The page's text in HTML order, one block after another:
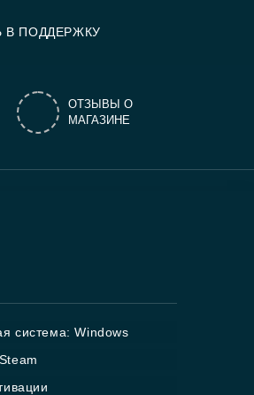
В ПОДДЕРЖКУ
ОТЗЫВЫ О
МАГАЗИНЕ
система: Windows